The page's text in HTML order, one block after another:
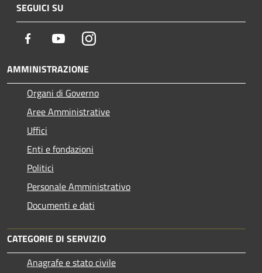
SEGUICI SU
Facebook YoutubeInstagram
AMMINISTRAZIONE
Organi di Governo
Aree Amministrative
Uffici
Enti e fondazioni
Politici
Personale Amministrativo
Documenti e dati
CATEGORIE DI SERVIZIO
Anagrafe e stato civile